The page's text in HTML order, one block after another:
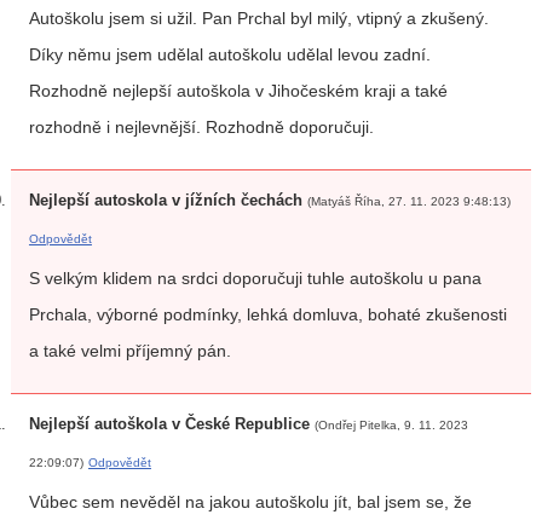
Autoškolu jsem si užil. Pan Prchal byl milý, vtipný a zkušený.
Díky němu jsem udělal autoškolu udělal levou zadní.
Rozhodně nejlepší autoškola v Jihočeském kraji a také
rozhodně i nejlevnější. Rozhodně doporučuji.
Nejlepší autoskola v jížních čechách (Matyáš Říha, 27. 11. 2023 9:48:13)
Odpovědět
S velkým klidem na srdci doporučuji tuhle autoškolu u pana
Prchala, výborné podmínky, lehká domluva, bohaté zkušenosti
a také velmi příjemný pán.
Nejlepší autoškola v České Republice (Ondřej Pitelka, 9. 11. 2023
22:09:07) Odpovědět
Vůbec sem nevěděl na jakou autoškolu jít, bal jsem se, že